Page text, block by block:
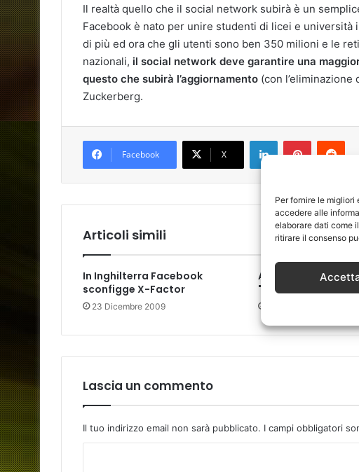
Per fornire le
accedere alle
elaborare dati come
ritirare il consenso
Il realtà quello che il social network subirà è un
Facebook è nato per unire studenti di licei e università
di più ed ora che gli utenti sono ben 350 milioni e le
nazionali, il social network deve garantire una
questo che subirà l’aggiornamento (con
Zuckerberg.
Facebook X
LinkedInPinterest
Articoli simili
In Inghilterra Facebook
sconfigge X-Factor
23 Dicembre 2009
Anche Adobe
"aggiornamenti
Lascia un commento
Il tuo indirizzo email non sarà pubblicato. I campi obbligatori